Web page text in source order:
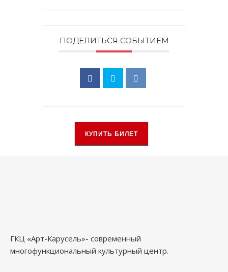
ПОДЕЛИТЬСЯ СОБЫТИЕМ
КУПИТЬ БИЛЕТ
ГКЦ «Арт-Карусель»- современный
многофункциональный культурный центр.